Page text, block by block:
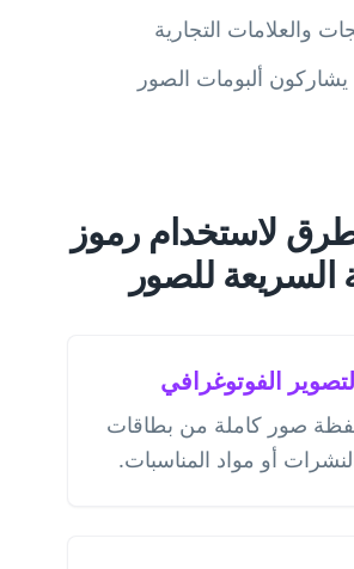
والعلامات التجارية
ألبومات الصور
لاستخدام رموز
السريعة للصور
الفوتوغرافي
صور كاملة من بطاقات
أو مواد المناسبات.